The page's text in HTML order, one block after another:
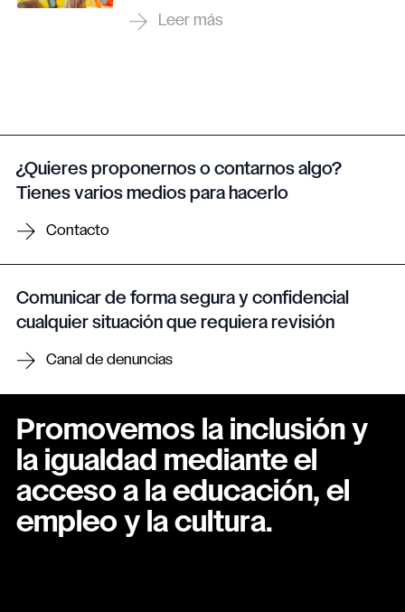
¿Quieres proponernos o contarnos algo?
Tienes varios medios para hacerlo
Contacto
Comunicar de forma segura y confidencial
cualquier situación que requiera revisión
Canal de denuncias
Promovemos la inclusión y
la igualdad mediante el
acceso a la educación, el
empleo y la cultura.